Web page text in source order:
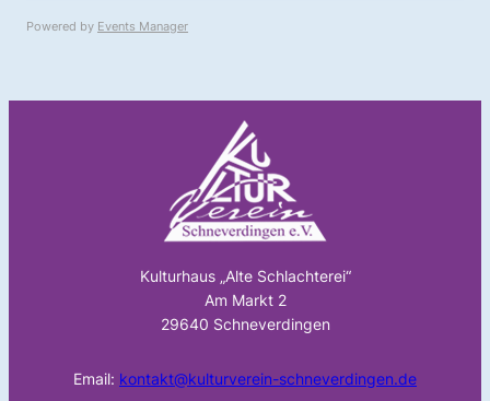
Powered by Events Manager
Kulturhaus „Alte Schlachterei“
Am Markt 2
29640 Schneverdingen
Email: kontakt@kulturverein-schneverdingen.de